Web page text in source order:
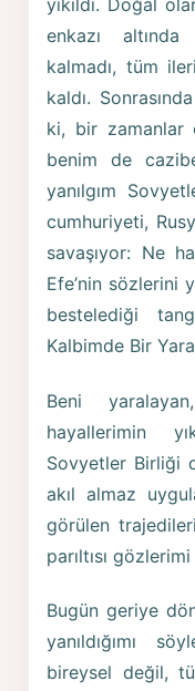
yıkıldı. Doğal
enkazı
kalmadı, tüm
kaldı.
ki, bir zamanlar
benim de
yanılgım
cumhuriyeti,
savaşıyor: Ne
Efe’nin sözlerini
bestelediği
Kalbimde Bir
Beni
hayallerimin
Sovyetler Birliği
akıl almaz
görülen trajedileri
parıltısı
Bugün geriye
yanıldığımı
bireysel değil,